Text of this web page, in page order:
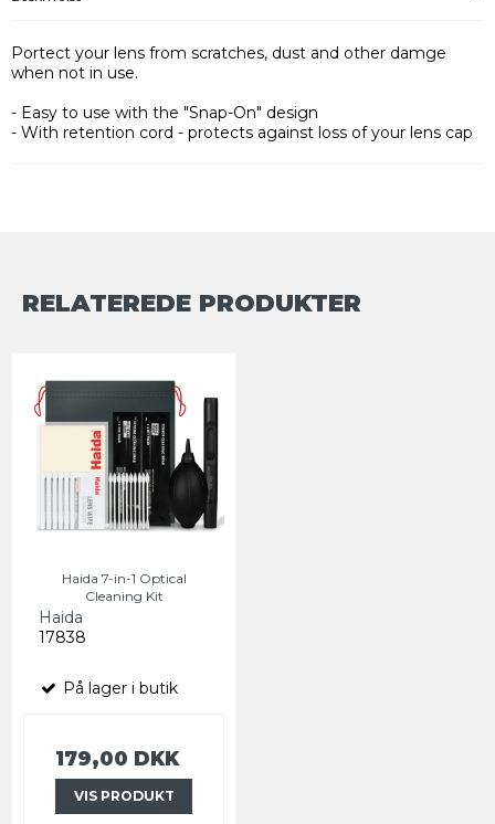
Portect your lens from scratches, dust and other damge
when not in use.
- Easy to use with the "Snap-On" design
- With retention cord - protects against loss of your lens cap
RELATEREDE PRODUKTER
Haida 7-in-1 Optical
Cleaning Kit
Haida
17838
På lager i butik
179,00 DKK
VIS PRODUKT